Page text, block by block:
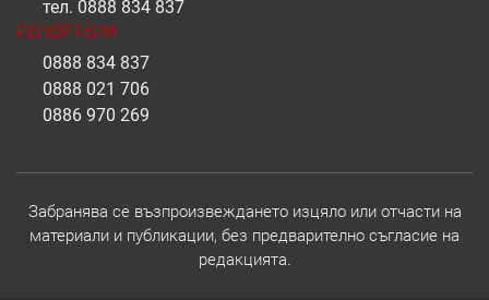
тел. 0888 834 837
РЕПОРТЕРИ
0888 834 837
0888 021 706
0886 970 269
Забранява се възпроизвеждането изцяло или отчасти на
материали и публикации, без предварително съгласие на
редакцията.